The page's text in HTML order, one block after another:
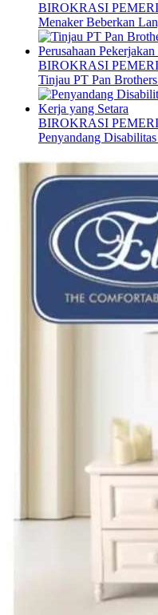
BIROKRASI
Menaker Beberkan
BIROKRASI
Tinjau PT Pan
BIROKRASI
Penyandang